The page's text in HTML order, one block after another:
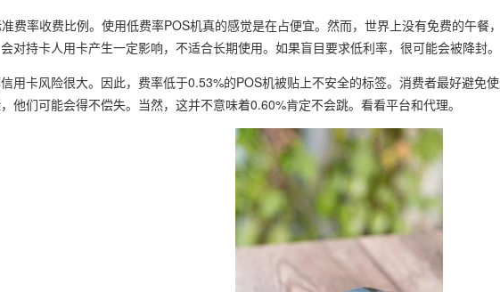
费率收费比例。使用低费率POS机真的感觉是在占便宜。然而，世界上没有免费的午餐
对持卡人用卡产生一定影响，不适合长期使用。如果盲目要求低利率，很可能会被降封。
用卡风险很大。因此，费率低于0.53%的POS机被贴上不安全的标签。消费者最好避免
他们可能会得不偿失。当然，这并不意味着0.60%肯定不会跳。看看平台和代理。